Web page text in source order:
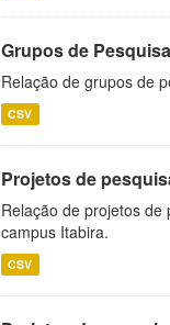
Grupos de Pesquisa
Relação de grupos de
CSV
Projetos de
Relação de projetos
campus Itabira.
CSV